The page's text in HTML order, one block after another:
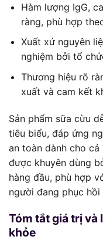
Hàm lượng IgG,
ràng, phù hợp
Xuất xứ nguyên
nghiệm bởi tổ
Thương hiệu rõ
xuất và cam kết
Sản phẩm sữa cừu
tiêu biểu, đáp ứng
an toàn dành cho cả
được khuyên dùng
hàng đầu, phù hợp
người đang phục hồi
Tóm tắt giá trị
khỏe